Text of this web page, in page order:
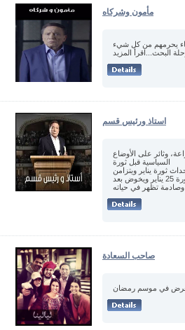
مأمون وشركاه
في إطار كوميدي اجتماعي ساخر، حول (مأمون) الرجل البخيل للغاية، والذي لديه 4 أبناء يحرمهم من كل شيء
استاذ ورئيس قسم
وثائر على الأوضاع
السياسية قبل ثورة
ثورة يناير ويتزامن
ذلك مع انفصاله عن زوجته بسبب عدم الإنجاب وخوضه تجربة تولي منصب حكومي كبير في الفترة التي تلت ثورة 25 يناير ويخوض بعد
صاحب السعادة